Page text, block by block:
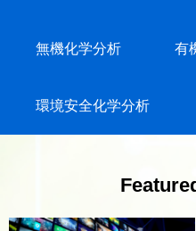
無機化学分析 有
環境安全化学分析